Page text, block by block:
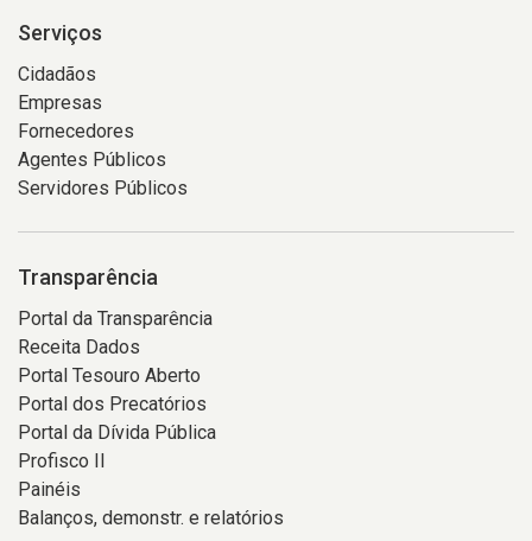
Serviços
Cidadãos
Empresas
Fornecedores
Agentes Públicos
Servidores Públicos
Transparência
Portal da Transparência
Receita Dados
Portal Tesouro Aberto
Portal dos Precatórios
Portal da Dívida Pública
Profisco II
Painéis
Balanços, demonstr. e relatórios